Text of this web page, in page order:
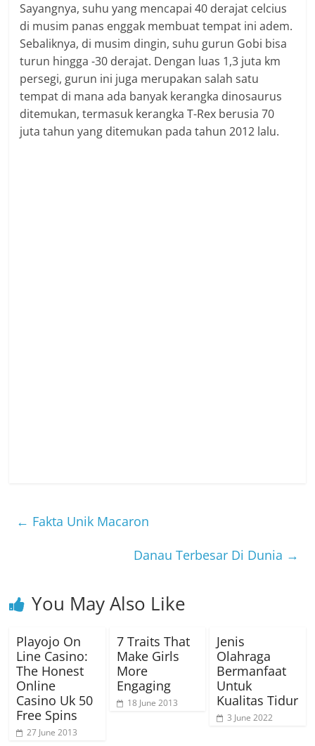
Sayangnya, suhu yang mencapai 40 derajat celcius
di musim panas enggak membuat tempat ini adem.
Sebaliknya, di musim dingin, suhu gurun Gobi bisa
turun hingga -30 derajat. Dengan luas 1,3 juta km
persegi, gurun ini juga merupakan salah satu
tempat di mana ada banyak kerangka dinosaurus
ditemukan, termasuk kerangka T-Rex berusia 70
juta tahun yang ditemukan pada tahun 2012 lalu.
← Fakta Unik Macaron
Danau Terbesar Di Dunia →
You May Also Like
Playojo On
Line Casino:
The Honest
Online
Casino Uk 50
Free Spins
27 June 2013
7 Traits That
Make Girls
More
Engaging
18 June 2013
Jenis
Olahraga
Bermanfaat
Untuk
Kualitas Tidur
3 June 2022